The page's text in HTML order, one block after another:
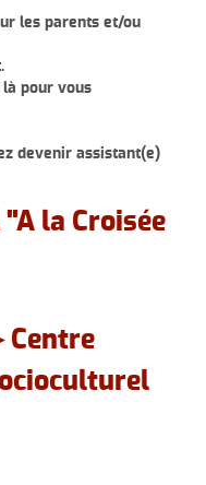
les parents et/ou
pour vous
devenir assistant(e)
la Croisée